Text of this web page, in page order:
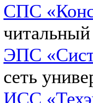
СПС
ЭПС
сеть
ИCС